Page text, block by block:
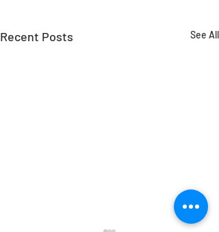
Recent Posts See All